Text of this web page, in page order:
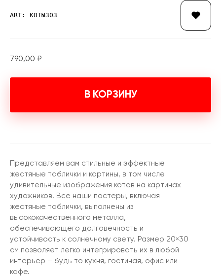
ART: КОТЫ303
790,00 ₽
В КОРЗИНУ
Представляем вам стильные и эффектные
жестяные таблички и картины, в том числе
удивительные изображения котов на картинах
художников. Все наши постеры, включая
жестяные таблички, выполнены из
высококачественного металла,
обеспечивающего долговечность и
устойчивость к солнечному свету. Размер 20×30
см позволяет легко интегрировать их в любой
интерьер – будь то кухня, гостиная, офис или
кафе.